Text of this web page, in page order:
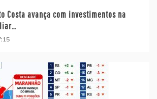
Costa avança com investimentos na